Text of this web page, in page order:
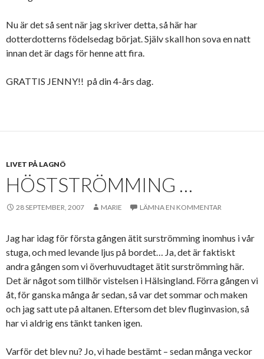
Nu är det så sent när jag skriver detta, så här har
dotterdotterns födelsedag börjat. Själv skall hon sova en natt
innan det är dags för henne att fira.
GRATTIS JENNY!! på din 4-års dag.
LIVET PÅ LAGNÖ
HÖSTSTRÖMMING …
28 SEPTEMBER, 2007 MARIE LÄMNA EN KOMMENTAR
Jag har idag för första gången ätit surströmming inomhus i vår
stuga, och med levande ljus på bordet… Ja, det är faktiskt
andra gången som vi överhuvudtaget ätit surströmming här.
Det är något som tillhör vistelsen i Hälsingland. Förra gången vi
åt, för ganska många år sedan, så var det sommar och maken
och jag satt ute på altanen. Eftersom det blev fluginvasion, så
har vi aldrig ens tänkt tanken igen.
Varför det blev nu? Jo, vi hade bestämt – sedan många veckor